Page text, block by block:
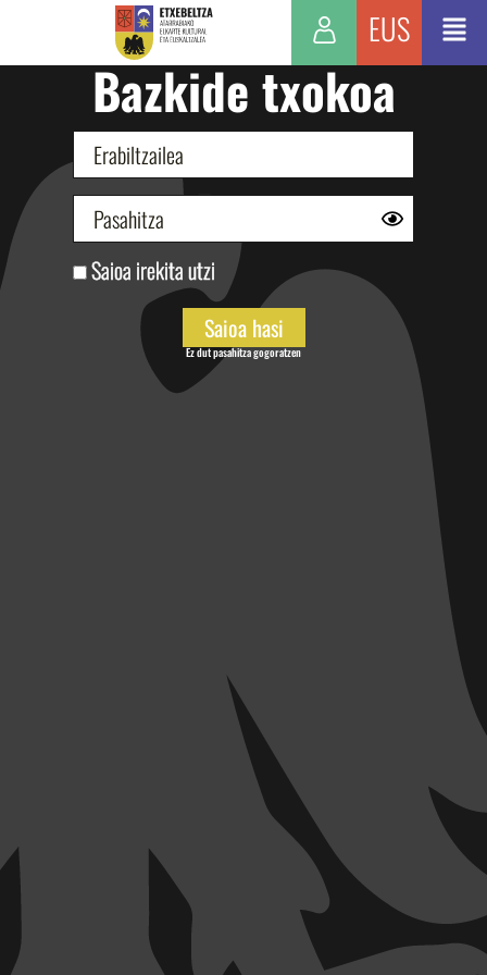
EUS
Bazkide txokoa
Saioa irekita utzi
Ez dut pasahitza gogoratzen